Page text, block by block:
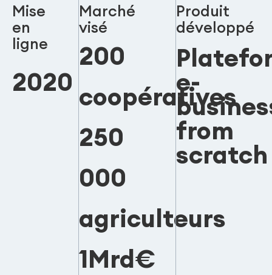
Mise
en
ligne
2020
Marché
visé
200
coopératives
250
000
agriculteurs
1Mrd€
Produit
développé
e-
from
scratch